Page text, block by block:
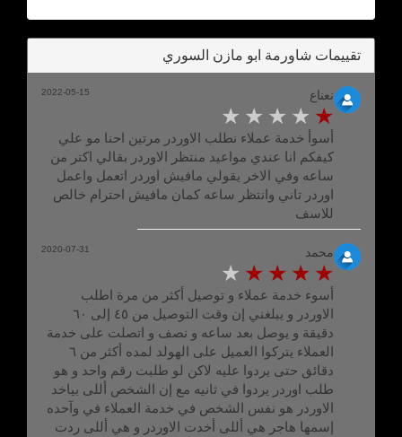
تقييمات شاورمة ابو مازن السوري
نعناع
أسوأ خدمة عملاء نطلب الاوردر مرتين احنا مو علي
كيفكم انا عندي مواعيد منتظر الاوردر بقالي اكتر من
ساعه وفي الاخر يقولي مافيش اوردر اتعمل واعمل
اوردر تاني وانتظر ساعه كمان مافيش احترام خالص
للاسف
2022-05-15
محمد
أسوء خدمة عملاء و توصيل أكثر من مرة اطلب
الاوردر و يبلغني إن وقت التوصيل من ٤٥ إلى ٦٠
دقيقة و يوصل بعد ساعه و نصف و اتصلت على خدمة
العملاء يتركوا العميل على الهولد لمده أكثر من ٦
دقائق حتى يردوا عليه لاكن لو طلبت رقم واحد و هو
طلب اوردر يردوا في ثانيه مع إن الشخص أللى بياخد
الاوردر هو نفس الشخص في خدمة العملاء في وآحده
إسمها هاجر هي أللى أخدت الاوردر و هي أللى ردت
2020-07-31